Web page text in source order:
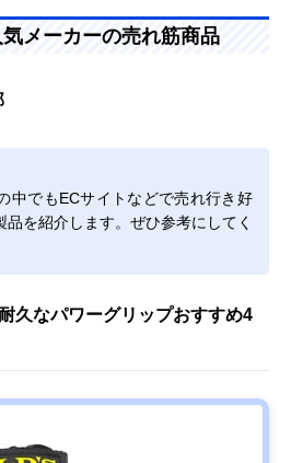
メーカーの売れ筋商品
中でもECサイトなどで売れ行き好
を紹介します。ぜひ参考にしてく
久なパワーグリップおすすめ4